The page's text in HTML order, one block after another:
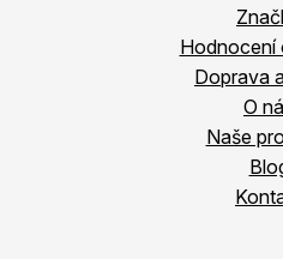
Hodnocení
Doprava
O
Naše